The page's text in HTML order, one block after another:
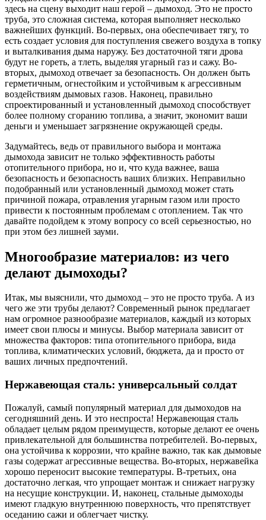
здесь на сцену выходит наш герой – дымоход. Это не просто
труба, это сложная система, которая выполняет несколько
важнейших функций. Во-первых, она обеспечивает тягу, то
есть создает условия для поступления свежего воздуха в топку
и выталкивания дыма наружу. Без достаточной тяги дрова
будут не гореть, а тлеть, выделяя угарный газ и сажу. Во-
вторых, дымоход отвечает за безопасность. Он должен быть
герметичным, огнестойким и устойчивым к агрессивным
воздействиям дымовых газов. Наконец, правильно
спроектированный и установленный дымоход способствует
более полному сгоранию топлива, а значит, экономит ваши
деньги и уменьшает загрязнение окружающей среды.
Задумайтесь, ведь от правильного выбора и монтажа
дымохода зависит не только эффективность работы
отопительного прибора, но и, что куда важнее, ваша
безопасность и безопасность ваших близких. Неправильно
подобранный или установленный дымоход может стать
причиной пожара, отравления угарным газом или просто
привести к постоянным проблемам с отоплением. Так что
давайте подойдем к этому вопросу со всей серьезностью, но
при этом без лишней зауми.
Многообразие материалов: из чего
делают дымоходы?
Итак, мы выяснили, что дымоход – это не просто труба. А из
чего же эти трубы делают? Современный рынок предлагает
нам огромное разнообразие материалов, каждый из которых
имеет свои плюсы и минусы. Выбор материала зависит от
множества факторов: типа отопительного прибора, вида
топлива, климатических условий, бюджета, да и просто от
ваших личных предпочтений.
Нержавеющая сталь: универсальный солдат
Пожалуй, самый популярный материал для дымоходов на
сегодняшний день. И это неспроста! Нержавеющая сталь
обладает целым рядом преимуществ, которые делают ее очень
привлекательной для большинства потребителей. Во-первых,
она устойчива к коррозии, что крайне важно, так как дымовые
газы содержат агрессивные вещества. Во-вторых, нержавейка
хорошо переносит высокие температуры. В-третьих, она
достаточно легкая, что упрощает монтаж и снижает нагрузку
на несущие конструкции. И, наконец, стальные дымоходы
имеют гладкую внутреннюю поверхность, что препятствует
оседанию сажи и облегчает чистку.